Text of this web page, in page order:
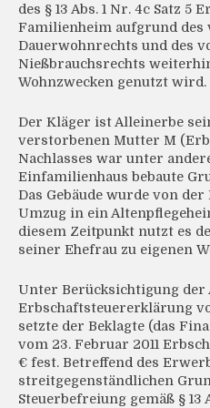
des § 13 Abs. 1 Nr. 4c Satz 5
Familienheim aufgrund des
Dauerwohnrechts und des
Nießbrauchsrechts
Wohnzwecken genutzt wird.
Der Kläger ist Alleinerbe
verstorbenen Mutter M
Nachlasses war unter
Einfamilienhaus bebaute
Das Gebäude wurde von
Umzug in ein
diesem Zeitpunkt nutzt es
seiner Ehefrau zu eigenen
Unter Berücksichtigung der
Erbschaftsteuererklärung
setzte der Beklagte (das
vom 23. Februar 2011
€ fest. Betreffend des
streitgegenständlichen
Steuerbefreiung gemäß § 13